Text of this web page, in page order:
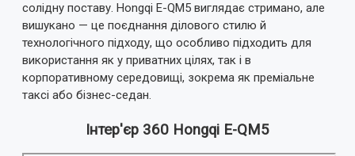
солідну поставу. Hongqi E-QM5 виглядає стримано, але
вишукано — це поєднання ділового стилю й
технологічного підходу, що особливо підходить для
використання як у приватних цілях, так і в
корпоративному середовищі, зокрема як преміальне
таксі або бізнес-седан.
Інтер'єр 360 Hongqi E-QM5